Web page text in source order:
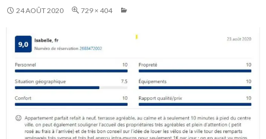
24 AOÛT 2020 729 × 404